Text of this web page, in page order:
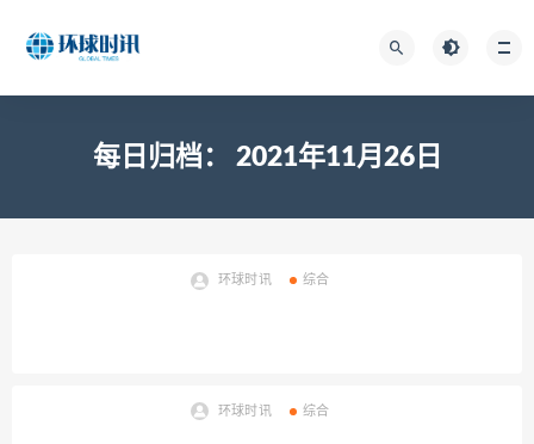
每日归档： 2021年11月26日
环球时讯 综合
环球时讯 综合